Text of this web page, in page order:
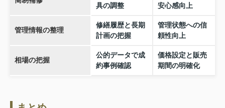
具の調整 安心感向上
管理情報の整理
修繕履歴と長期
計画の把握
管理状態への信
頼性向上
相場の把握
公的データで成
約事例確認
価格設定と販売
期間の明確化